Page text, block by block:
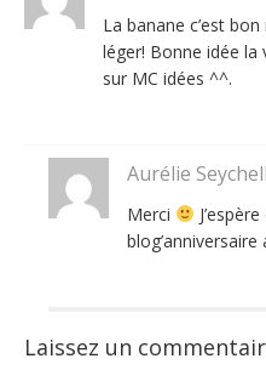
La banane c’est bon
léger! Bonne idée la
sur MC idées ^^.
Aurélie
Merci
Laissez un